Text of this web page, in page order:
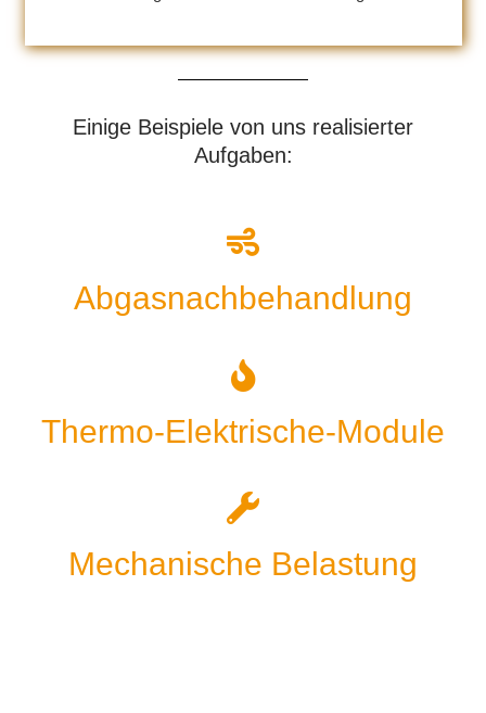
Einige Beispiele von uns realisierter
Aufgaben:
Abgasnachbehandlung
Thermo-Elektrische-Module
Mechanische Belastung